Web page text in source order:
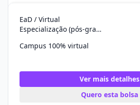
EaD / Virtual
Especialização (pós-graduação)
Campus 100% virtual
Ver mais detalhes
Quero esta bolsa